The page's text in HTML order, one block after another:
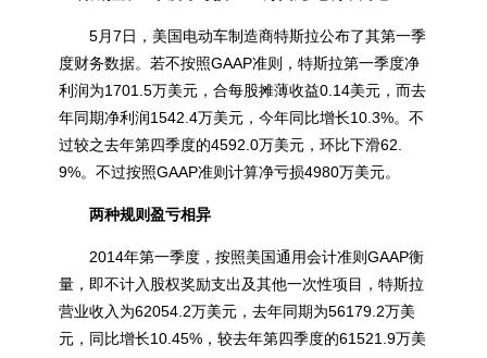
5月7日，美国电动车制造商特斯拉公布了其第一季
度财务数据。 若不按照GAAP准则，特斯拉第一季度净
利润为1701.5万美元，合每股摊薄收益0.14美元，而去
年同期净利润1542.4万美元，今年同比增长10.3%。不
过较之去年第四季度的4592.0万美元，环比下滑62.
9%。 不过按照GAAP准则计算净亏损4980万美元。
两种规则盈亏相异
2014年第一季度，按照美国通用会计准则GAAP衡
量，即不计入股权奖励支出及其他一次性项目，特斯拉
营业收入为62054.2万美元，去年同期为56179.2万美
元，同比增长10.45%，较去年第四季度的61521.9万美